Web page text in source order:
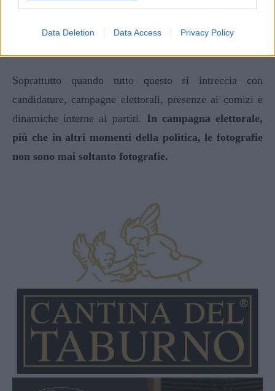
Data Deletion Data Access Privacy Policy
avellinese. Ed è inevitabile che la presenza pubblica di
familiari, amici, relazioni storiche e figure orbitanti
Soprattutto quando tutto questo si intreccia con
candidature, campagne elettorali, presenze ai comizi e
dinamiche interne ai partiti. In campagna elettorale,
più che in altri momenti della politica, le fotografie
non sono mai soltanto fotografie.